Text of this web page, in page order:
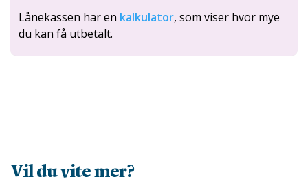
Lånekassen har en kalkulator, som viser hvor mye
du kan få utbetalt.
Vil du vite mer?